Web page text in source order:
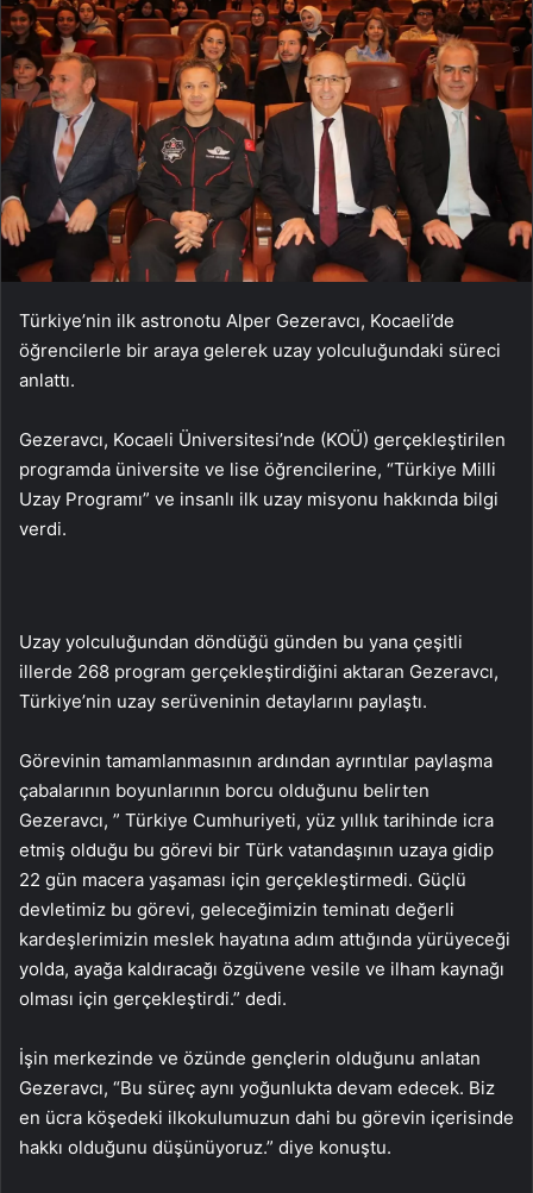
Türkiye’nin ilk astronotu Alper Gezeravcı, Kocaeli’de
öğrencilerle bir araya gelerek uzay yolculuğundaki süreci
anlattı.
Gezeravcı, Kocaeli Üniversitesi’nde (KOÜ) gerçekleştirilen
programda üniversite ve lise öğrencilerine, “Türkiye Milli
Uzay Programı” ve insanlı ilk uzay misyonu hakkında bilgi
verdi.
Uzay yolculuğundan döndüğü günden bu yana çeşitli
illerde 268 program gerçekleştirdiğini aktaran Gezeravcı,
Türkiye’nin uzay serüveninin detaylarını paylaştı.
Görevinin tamamlanmasının ardından ayrıntılar paylaşma
çabalarının boyunlarının borcu olduğunu belirten
Gezeravcı, ” Türkiye Cumhuriyeti, yüz yıllık tarihinde icra
etmiş olduğu bu görevi bir Türk vatandaşının uzaya gidip
22 gün macera yaşaması için gerçekleştirmedi. Güçlü
devletimiz bu görevi, geleceğimizin teminatı değerli
kardeşlerimizin meslek hayatına adım attığında yürüyeceği
yolda, ayağa kaldıracağı özgüvene vesile ve ilham kaynağı
olması için gerçekleştirdi.” dedi.
İşin merkezinde ve özünde gençlerin olduğunu anlatan
Gezeravcı, “Bu süreç aynı yoğunlukta devam edecek. Biz
en ücra köşedeki ilkokulumuzun dahi bu görevin içerisinde
hakkı olduğunu düşünüyoruz.” diye konuştu.